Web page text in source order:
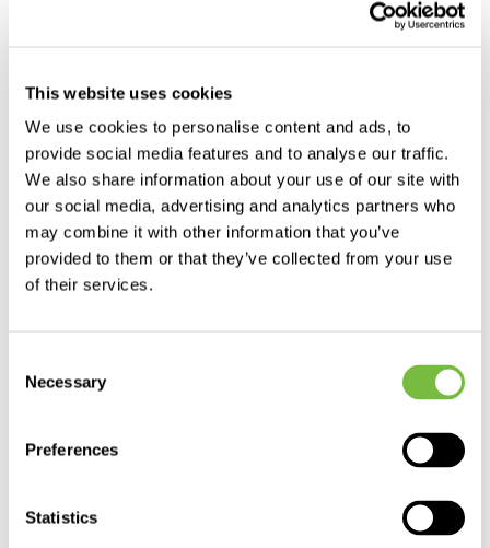
This website uses cookies
We use cookies to personalise content and ads, to
provide social media features and to analyse our traffic.
We also share information about your use of our site with
our social media, advertising and analytics partners who
may combine it with other information that you’ve
provided to them or that they’ve collected from your use
of their services.
Selection
Necessary
Preferences
Statistics
produkty i usługi
Health Care
Animal Health
Crop Solutions
Pest Innovations
Analytics
Ochrona danych osobowych